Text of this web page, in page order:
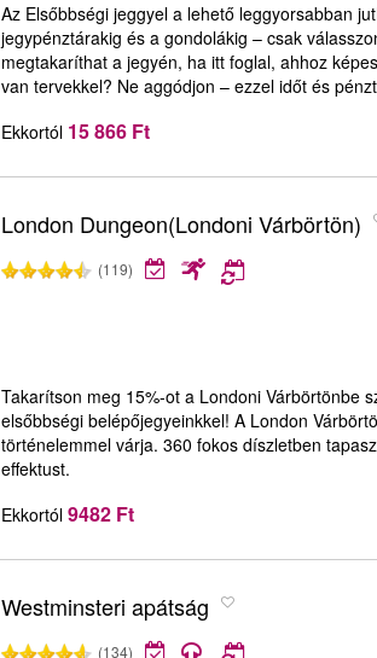
Az Elsőbbségi jeggyel a lehető leggyorsabban
jegypénztárakig és a gondolákig – csak
megtakaríthat a jegyén, ha itt foglal, ahhoz
van tervekkel? Ne aggódjon – ezzel időt és
Ekkortól 15 866 Ft
London Dungeon(Londoni Várbörtön)
(119)
Takarítson meg 15%-ot a Londoni Várbörtönbe
elsőbbségi belépőjegyeinkkel! A London
történelemmel várja. 360 fokos díszletben
effektust.
Ekkortól 9482 Ft
Westminsteri apátság
(134)